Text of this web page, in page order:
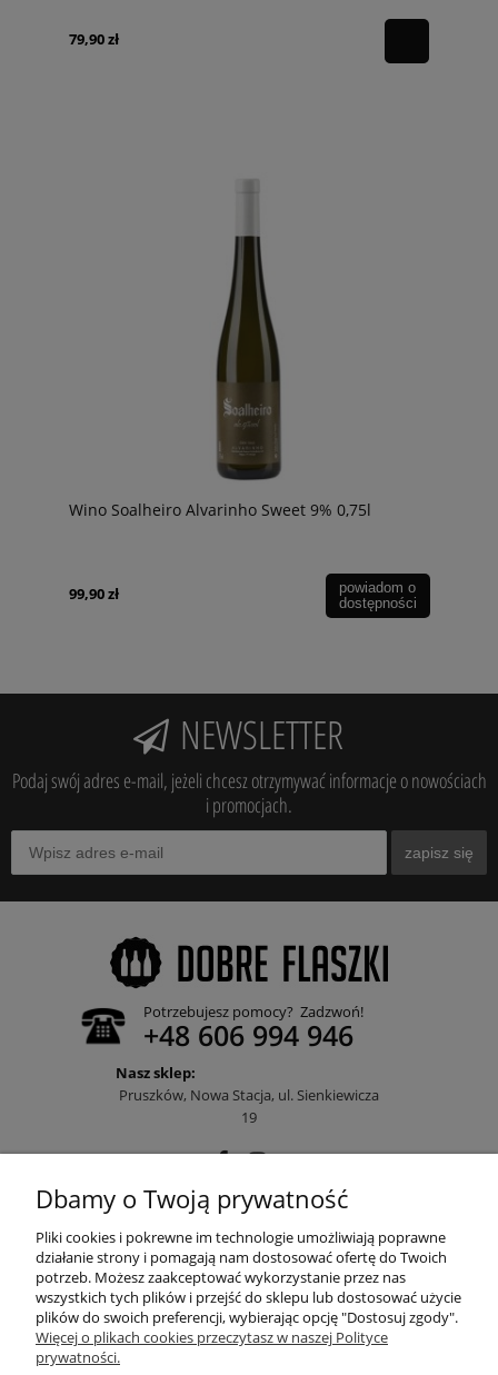
79,90 zł
Wino Soalheiro Alvarinho Sweet 9% 0,75l
99,90 zł
powiadom o
dostępności
NEWSLETTER
Podaj swój adres e-mail, jeżeli chcesz otrzymywać informacje o nowościach
i promocjach.
zapisz się
Potrzebujesz pomocy? Zadzwoń!
+48 606 994 946
Nasz sklep:
Pruszków, Nowa Stacja, ul. Sienkiewicza
19
POMOC
MOJE KONTO
Dbamy o Twoją prywatność
Pliki cookies i pokrewne im technologie umożliwiają poprawne
działanie strony i pomagają nam dostosować ofertę do Twoich
potrzeb. Możesz zaakceptować wykorzystanie przez nas
wszystkich tych plików i przejść do sklepu lub dostosować użycie
plików do swoich preferencji, wybierając opcję "Dostosuj zgody".
Więcej o plikach cookies przeczytasz w naszej Polityce
prywatności.